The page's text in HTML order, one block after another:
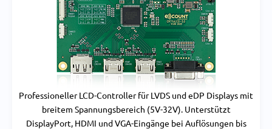
Professioneller LCD-Controller für LVDS und eDP Displays mit
breitem Spannungsbereich (5V-32V). Unterstützt
DisplayPort, HDMI und VGA-Eingänge bei Auflösungen bis